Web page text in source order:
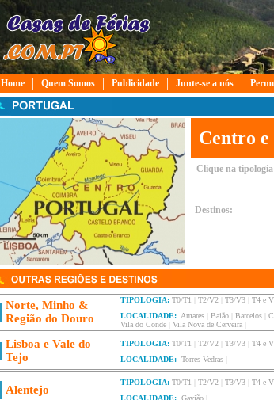
Home
| Quem Somos | Publicidade | Junte-se a nós |
Centro
Clique na
Destinos:
Norte, Minho &
Região do Douro
TIPOLOGIA: T0/T1 T2/V2 T3/V3 T4 e
LOCALIDADE: Amares Baião Barcelos
Vila do Conde
Vila Nova de Cerveira
Lisboa e Vale do
Tejo
TIPOLOGIA: T0/T1 T2/V2 T3/V3 T4 e
LOCALIDADE: Torres Vedras
Alentejo
TIPOLOGIA: T0/T1 T2/V2 T3/V3 T4 e
LOCALIDADE: Gavião